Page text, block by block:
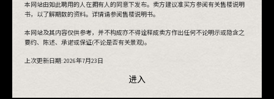
本网站由如此聘用的人在拥有人的同意下发布。卖方建议准买方参阅有关售楼说明
书，以了解期数的资料。详情请参阅售楼说明书。
本网站及其内容仅供参考，并不构成亦不得诠释成卖方作出任何不论明示或隐含之
要约、陈述、承诺或保证(不论是否有关景观)。
上次更新日期:2026年7月23日
进入